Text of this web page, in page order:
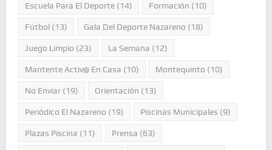
Escuela Para El Deporte(14) Formación (10)
Fútbol(13) Gala Del Deporte Nazareno (18)
Juego Limpio (23) La Semana (12)
Mantente Activ@ En Casa (10) Montequinto (10)
No Enviar(19) Orientación (13)
Periódico El Nazareno (19) Piscinas Municipales (9)
Plazas Piscina (11) Prensa (63)